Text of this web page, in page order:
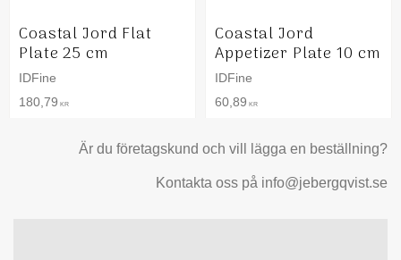
Coastal Jord Flat
Plate 25 cm
IDFine
180,79 KR
Coastal Jord
Appetizer Plate 10 cm
IDFine
60,89 KR
Är du företagskund och vill lägga en beställning?
Kontakta oss på info@jebergqvist.se